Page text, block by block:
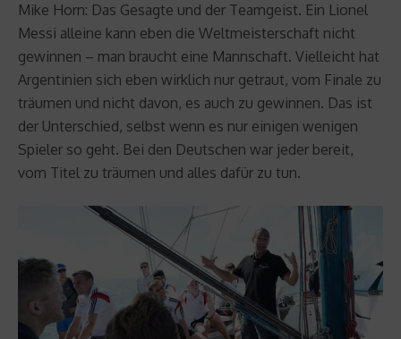
Mike Horn: Das Gesagte und der Teamgeist. Ein Lionel
Messi alleine kann eben die Weltmeisterschaft nicht
gewinnen – man braucht eine Mannschaft. Vielleicht hat
Argentinien sich eben wirklich nur getraut, vom Finale zu
träumen und nicht davon, es auch zu gewinnen. Das ist
der Unterschied, selbst wenn es nur einigen wenigen
Spieler so geht. Bei den Deutschen war jeder bereit,
vom Titel zu träumen und alles dafür zu tun.